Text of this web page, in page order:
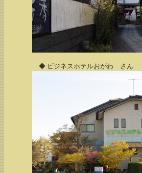
◆ ビジネスホテルおがわ さん